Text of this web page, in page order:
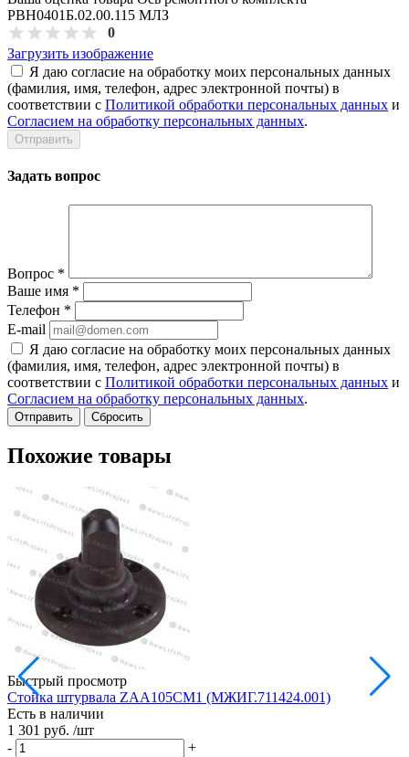
РВН0401Б.02.00.115 МЛЗ
0
Загрузить изображение
Я даю согласие на обработку моих персональных данных
(фамилия, имя, телефон, адрес электронной почты) в
соответствии с Политикой обработки персональных данных и
Согласием на обработку персональных данных.
Задать вопрос
Вопрос *
Ваше имя *
Телефон *
E-mail
Я даю согласие на обработку моих персональных данных
(фамилия, имя, телефон, адрес электронной почты) в
соответствии с Политикой обработки персональных данных и
Согласием на обработку персональных данных.
Сбросить
Похожие товары
Быстрый просмотр
Стойка штурвала ZAA105CM1 (МЖИГ.711424.001)
Есть в наличии
1 301 руб. /шт
-
+